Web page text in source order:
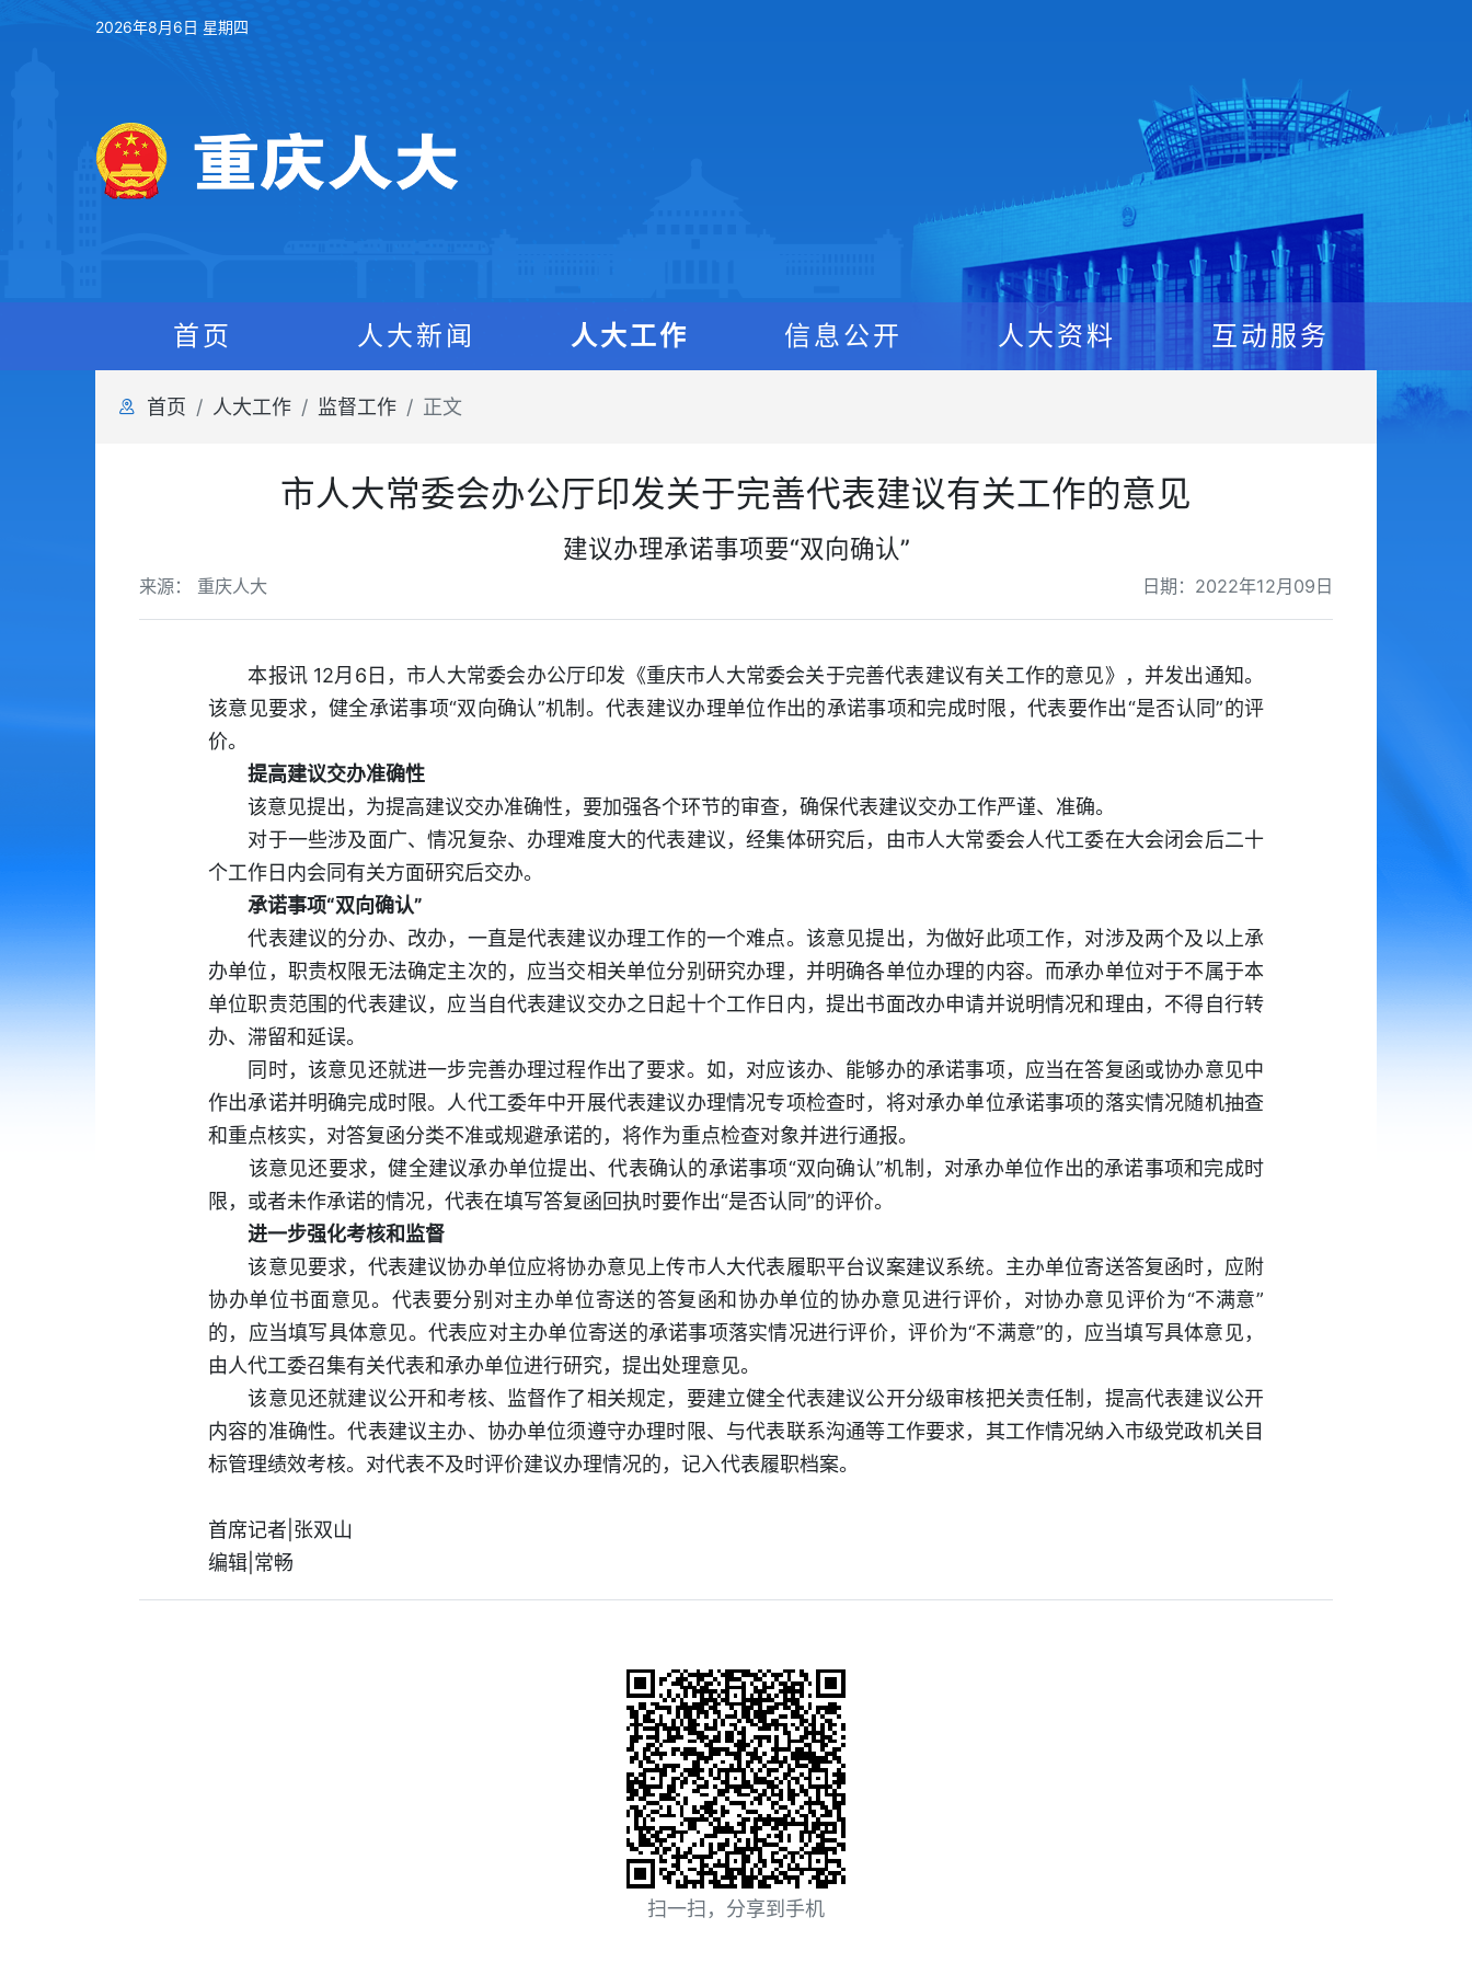
2026年8月6日 星期四
首页 人大新闻 人大工作 信息公开 人大资料 互动服务
首页 人大工作 监督工作 正文
市人大常委会办公厅印发关于完善代表建议有关工作的意见
建议办理承诺事项要“双向确认”
日期：2022年12月09日
来源： 重庆人大
本报讯 12月6日，市人大常委会办公厅印发《重庆市人大常委会关于完善代表建议有关工作的意见》，并发出通知。
该意见要求，健全承诺事项“双向确认”机制。代表建议办理单位作出的承诺事项和完成时限，代表要作出“是否认同”的评
价。
提高建议交办准确性
该意见提出，为提高建议交办准确性，要加强各个环节的审查，确保代表建议交办工作严谨、准确。
对于一些涉及面广、情况复杂、办理难度大的代表建议，经集体研究后，由市人大常委会人代工委在大会闭会后二十
个工作日内会同有关方面研究后交办。
承诺事项“双向确认”
代表建议的分办、改办，一直是代表建议办理工作的一个难点。该意见提出，为做好此项工作，对涉及两个及以上承
办单位，职责权限无法确定主次的，应当交相关单位分别研究办理，并明确各单位办理的内容。而承办单位对于不属于本
单位职责范围的代表建议，应当自代表建议交办之日起十个工作日内，提出书面改办申请并说明情况和理由，不得自行转
办、滞留和延误。
同时，该意见还就进一步完善办理过程作出了要求。如，对应该办、能够办的承诺事项，应当在答复函或协办意见中
作出承诺并明确完成时限。人代工委年中开展代表建议办理情况专项检查时，将对承办单位承诺事项的落实情况随机抽查
和重点核实，对答复函分类不准或规避承诺的，将作为重点检查对象并进行通报。
该意见还要求，健全建议承办单位提出、代表确认的承诺事项“双向确认”机制，对承办单位作出的承诺事项和完成时
限，或者未作承诺的情况，代表在填写答复函回执时要作出“是否认同”的评价。
进一步强化考核和监督
该意见要求，代表建议协办单位应将协办意见上传市人大代表履职平台议案建议系统。主办单位寄送答复函时，应附
协办单位书面意见。代表要分别对主办单位寄送的答复函和协办单位的协办意见进行评价，对协办意见评价为“不满意”
的，应当填写具体意见。代表应对主办单位寄送的承诺事项落实情况进行评价，评价为“不满意”的，应当填写具体意见，
由人代工委召集有关代表和承办单位进行研究，提出处理意见。
该意见还就建议公开和考核、监督作了相关规定，要建立健全代表建议公开分级审核把关责任制，提高代表建议公开
内容的准确性。代表建议主办、协办单位须遵守办理时限、与代表联系沟通等工作要求，其工作情况纳入市级党政机关目
标管理绩效考核。对代表不及时评价建议办理情况的，记入代表履职档案。
首席记者|张双山
编辑|常畅
扫一扫，分享到手机